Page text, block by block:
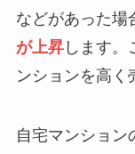
などがあった場
が上昇します。
ンションを高く
自宅マンション